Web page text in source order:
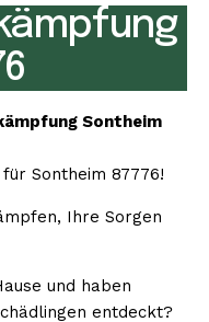
Sontheim
für Sontheim 87776!
Ihre Sorgen
und haben
entdeckt?